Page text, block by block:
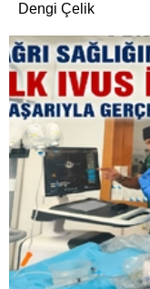
Dengi Çelik